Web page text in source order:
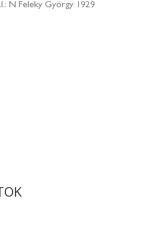
N Feleky György 1929